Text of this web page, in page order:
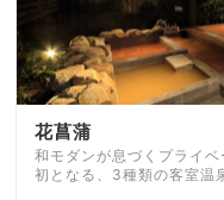
花菖蒲
和モダンが息づくプライ
初となる、3種類の客室温